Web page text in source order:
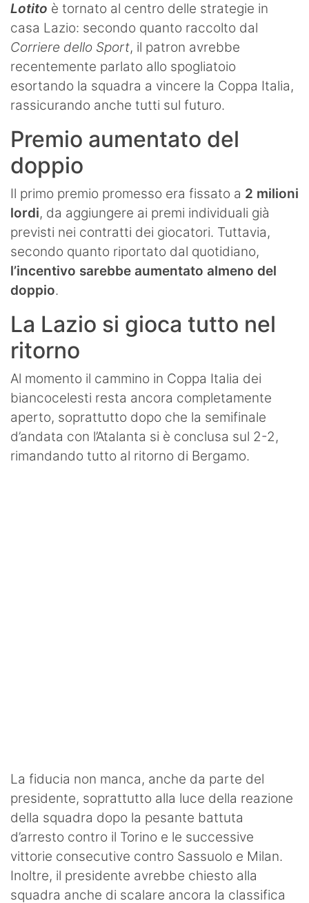
Lotito è tornato al centro delle strategie in
casa Lazio: secondo quanto raccolto dal
Corriere dello Sport, il patron avrebbe
recentemente parlato allo spogliatoio
esortando la squadra a vincere la Coppa Italia,
rassicurando anche tutti sul futuro.
Premio aumentato del
doppio
Il primo premio promesso era fissato a 2 milioni
lordi, da aggiungere ai premi individuali già
previsti nei contratti dei giocatori. Tuttavia,
secondo quanto riportato dal quotidiano,
l’incentivo sarebbe aumentato almeno del
doppio.
La Lazio si gioca tutto nel
ritorno
Al momento il cammino in Coppa Italia dei
biancocelesti resta ancora completamente
aperto, soprattutto dopo che la semifinale
d’andata con l’Atalanta si è conclusa sul 2-2,
rimandando tutto al ritorno di Bergamo.
La fiducia non manca, anche da parte del
presidente, soprattutto alla luce della reazione
della squadra dopo la pesante battuta
d’arresto contro il Torino e le successive
vittorie consecutive contro Sassuolo e Milan.
Inoltre, il presidente avrebbe chiesto alla
squadra anche di scalare ancora la classifica